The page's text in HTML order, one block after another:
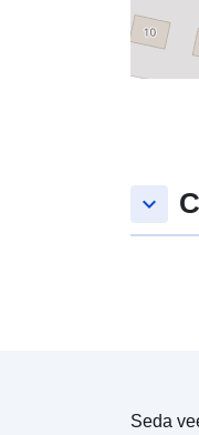
keyboard_arrow_down
Seda